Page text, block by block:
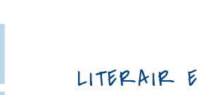
LITERAIR